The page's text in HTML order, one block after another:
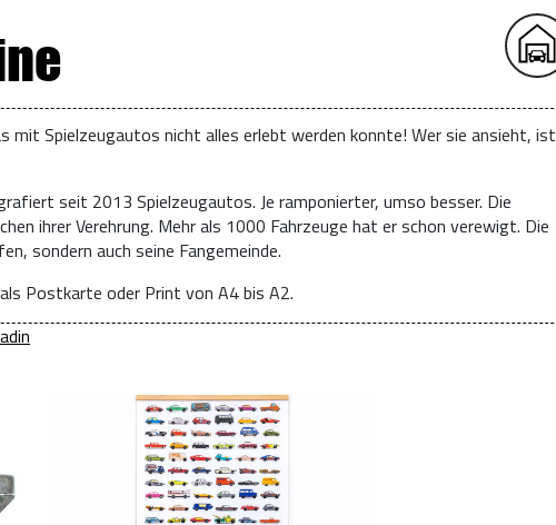
mit Spielzeugautos nicht alles erlebt werden konnte! Wer sie ansieht, ist
seit 2013 Spielzeugautos. Je ramponierter, umso besser. Die
ihrer Verehrung. Mehr als 1000 Fahrzeuge hat er schon verewigt. Die
sondern auch seine Fangemeinde.
Postkarte oder Print von A4 bis A2.